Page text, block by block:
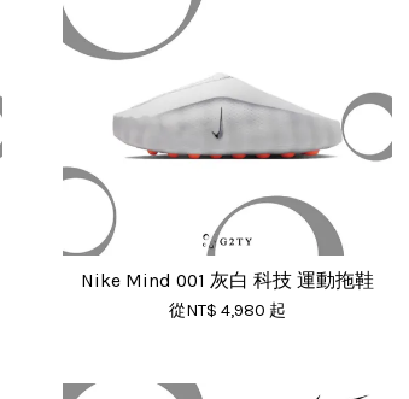
Nike Mind 001 灰白 科技 運動拖鞋
從NT$ 4,980 起